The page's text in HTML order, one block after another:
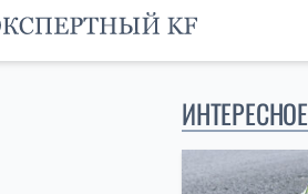
ИНТЕРЕСНОЕ